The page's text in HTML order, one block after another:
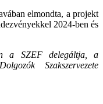
elmondta, a projekt
2024-ben és
a SZEF delegáltja, a
Szakszervezete